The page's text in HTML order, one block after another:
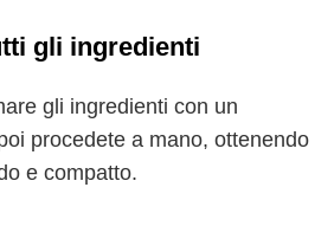
gli ingredienti
gli ingredienti con un
procedete a mano, ottenendo
e compatto.